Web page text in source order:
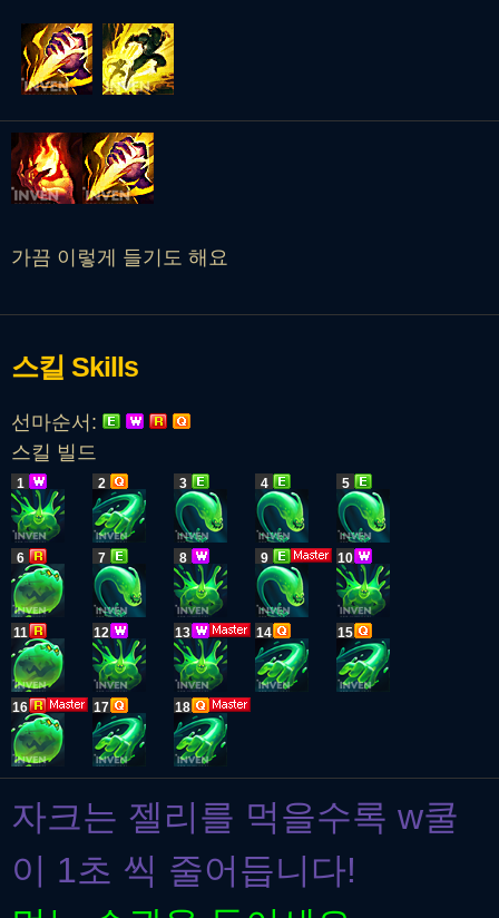
가끔 이렇게 들기도 해요
스킬 Skills
선마순서:
스킬 빌드
1 2 3 4 5
6 7 8 9 10
11 12 13 14 15
16 17 18
자크는 젤리를 먹을수록 w쿨
이 1초 씩 줄어듭니다!